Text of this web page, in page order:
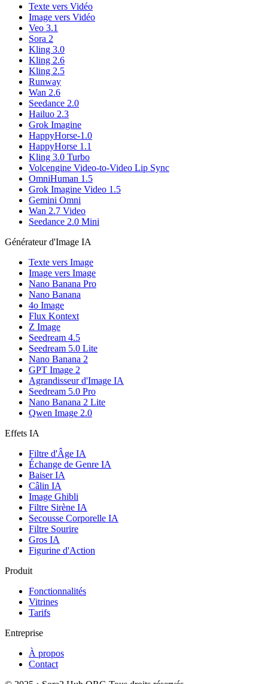
Texte vers Vidéo
Image vers Vidéo
Veo 3.1
Sora 2
Kling 3.0
Kling 2.6
Kling 2.5
Runway
Wan 2.6
Seedance 2.0
Hailuo 2.3
Grok Imagine
HappyHorse-1.0
HappyHorse 1.1
Kling 3.0 Turbo
Volcengine Video-to-Video Lip Sync
OmniHuman 1.5
Grok Imagine Video 1.5
Gemini Omni
Wan 2.7 Video
Seedance 2.0 Mini
Générateur d'Image IA
Texte vers Image
Image vers Image
Nano Banana Pro
Nano Banana
4o Image
Flux Kontext
Z Image
Seedream 4.5
Seedream 5.0 Lite
Nano Banana 2
GPT Image 2
Agrandisseur d'Image IA
Seedream 5.0 Pro
Nano Banana 2 Lite
Qwen Image 2.0
Effets IA
Filtre d'Âge IA
Échange de Genre IA
Baiser IA
Câlin IA
Image Ghibli
Filtre Sirène IA
Secousse Corporelle IA
Filtre Sourire
Gros IA
Figurine d'Action
Produit
Fonctionnalités
Vitrines
Tarifs
Entreprise
À propos
Contact